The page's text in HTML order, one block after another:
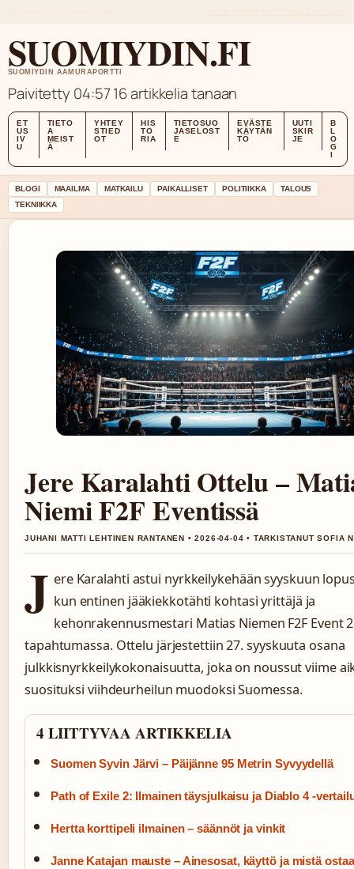
SUOMIYDIN.FI
SUOMIYDIN AAMURAPORTTI
Paivitetty 04:5716 artikkelia tanaan
ET
US
IV
U
TIETO
A
MEIST
Ä
YHTEY
STIED
OT
HIS
TO
RIA
TIETOSUO
JASELOST
E
EVÄSTE
KÄYTÄN
TÖ
UUTI
SKIR
JE
B
L
O
G
I
BLOGI MAAILMA MATKAILU PAIKALLISET POLITIIKKA
TALOUS
TEKNIIKKA
Jere Karalahti Ottelu –
Niemi F2F Eventissä
JUHANI MATTI LEHTINEN RANTANEN • 2026-04-04 • TARKISTANUT SOFIA
J ere Karalahti astui nyrkkeilykehään syyskuun
kun entinen jääkiekkotähti kohtasi yrittäjä ja
kehonrakennusmestari Matias Niemen F2F Event
tapahtumassa. Ottelu järjestettiin 27. syyskuuta osana
julkkisnyrkkeilykokonaisuutta, joka on noussut viime
suosituksi viihdeurheilun muodoksi Suomessa.
4 LIITTYVAA ARTIKKELIA
Suomen Syvin Järvi – Päijänne 95 Metrin Syvyydellä
Path of Exile 2: Ilmainen täysjulkaisu ja Diablo 4 -
Hertta korttipeli ilmainen – säännöt ja vinkit
Janne Katajan mauste – Ainesosat, käyttö ja mistä ostaa